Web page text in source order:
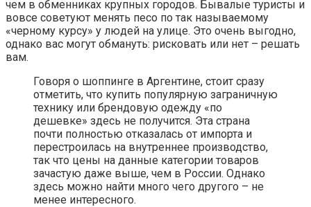
чем в обменниках крупных городов. Бывалые туристы и
вовсе советуют менять песо по так называемому
«черному курсу» у людей на улице. Это очень выгодно,
однако вас могут обмануть: рисковать или нет – решать
вам.
Говоря о шоппинге в Аргентине, стоит сразу
отметить, что купить популярную заграничную
технику или брендовую одежду «по
дешевке» здесь не получится. Эта страна
почти полностью отказалась от импорта и
перестроилась на внутреннее производство,
так что цены на данные категории товаров
зачастую даже выше, чем в России. Однако
здесь можно найти много чего другого – не
менее интересного.